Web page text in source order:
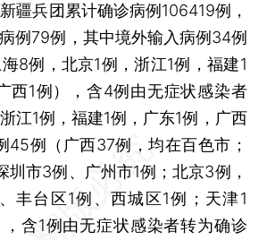
疆兵团累计确诊病例106419例，
例79例，其中境外输入病例34例
海8例，北京1例，浙江1例，福建1
西1例），含4例由无症状感染者
江1例，福建1例，广东1例，广西
45例（广西37例，均在百色市；
圳市3例、广州市1例；北京3例，
丰台区1例、西城区1例；天津1
含1例由无症状感染者转为确诊